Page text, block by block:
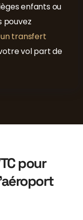
enfants ou
pouvez
transfert
vol part de
pour